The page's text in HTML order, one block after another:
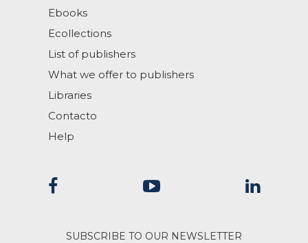
Ebooks
Ecollections
List of publishers
What we offer to publishers
Libraries
Contacto
Help
SUBSCRIBE TO OUR NEWSLETTER